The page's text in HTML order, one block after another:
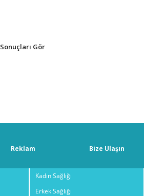
Sonuçları Gör
Reklam Bize Ulaşın
Kadın Sağlığı
Erkek Sağlığı